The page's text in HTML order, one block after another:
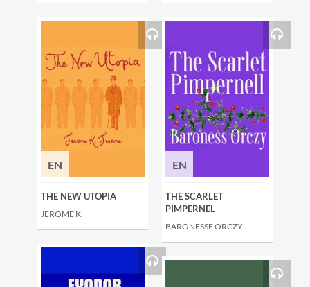
EN
THE NEW UTOPIA
JEROME K.
EN
THE SCARLET
PIMPERNEL
BARONESSE ORCZY